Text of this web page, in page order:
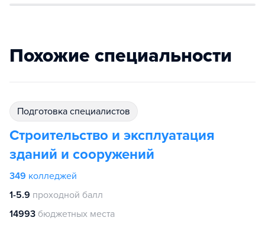
Похожие специальности
подготовка специалистов
Строительство и эксплуатация
зданий и сооружений
349 колледжей
1-5.9 проходной балл
14993 бюджетных места